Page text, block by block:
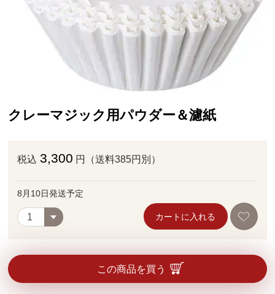
クレーマジック用パウダー＆濾紙
税込 3,300 円（送料385円別）
8月10日発送予定
カートに入れる
この商品を買う